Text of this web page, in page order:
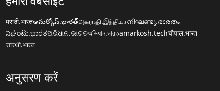
मराठी.भारतఅమర్కోష్.భారత్அகராதி.இந்தியாനിഘണ്ടു.ഭാരതം
ನಿಘಂಟು.ಭಾರತଅଭିଧାନ.ଭାରତঅভিধান.ভারতamarkosh.techचौपाल.भारत
सारथी.भारत
अनुसरण करें